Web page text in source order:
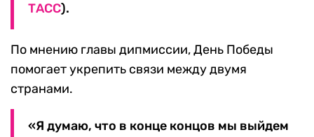
ТАСС).
По мнению главы дипмиссии, День Победы
помогает укрепить связи между двумя
странами.
«Я думаю, что в конце концов мы выйдем